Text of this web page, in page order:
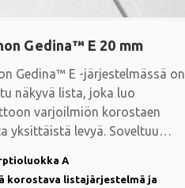
Gedina™ E 20 mm
Gedina™ E -järjestelmässä on
näkyvä lista, joka luo
varjoilmiön korostaen
yksittäistä levyä. Soveltuu
A
korostava listajärjestelmä ja